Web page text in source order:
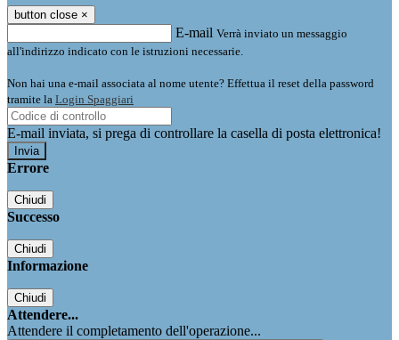
button close ×
E-mail Verrà inviato un messaggio
all'indirizzo indicato con le istruzioni necessarie.
Non hai una e-mail associata al nome utente? Effettua il reset della password
tramite la Login Spaggiari
E-mail inviata, si prega di controllare la casella di posta elettronica!
Errore
Chiudi
Successo
Chiudi
Informazione
Chiudi
Attendere...
Attendere il completamento dell'operazione...